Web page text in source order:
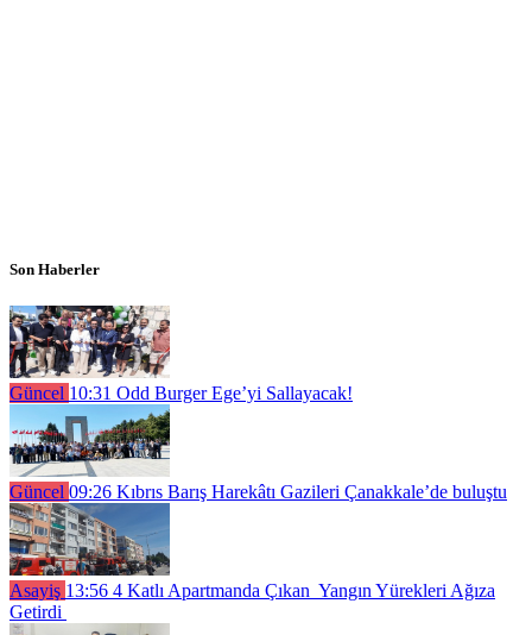
Son Haberler
Güncel 10:31 Odd Burger Ege’yi Sallayacak!
Güncel 09:26 Kıbrıs Barış Harekâtı Gazileri Çanakkale’de buluştu
Asayiş 13:56 4 Katlı Apartmanda Çıkan Yangın Yürekleri Ağıza
Getirdi